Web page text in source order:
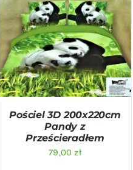
DODAJ DO KOSZYKA
/
SZCZEGÓŁY
Pościel 3D 200x220cm
Pandy z
Prześcieradłem
79,00zł